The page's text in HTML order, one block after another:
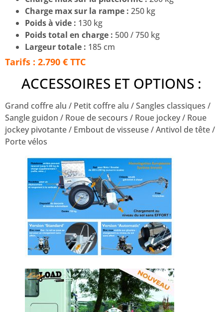
Charge max sur la rampe : 250 kg
Poids à vide : 130 kg
Poids total en charge : 500 / 750 kg
Largeur totale : 185 cm
Tarifs : 2.790 € TTC
ACCESSOIRES ET OPTIONS :
Grand coffre alu / Petit coffre alu / Sangles classiques /
Sangle guidon / Roue de secours / Roue jockey / Roue
jockey pivotante / Embout de visseuse / Antivol de tête /
Porte vélos